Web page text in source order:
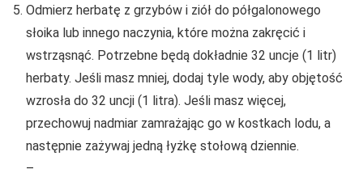
Odmierz herbatę z grzybów i ziół do półgalonowego
słoika lub innego naczynia, które można zakręcić i
wstrząsnąć. Potrzebne będą dokładnie 32 uncje (1 litr)
herbaty. Jeśli masz mniej, dodaj tyle wody, aby objętość
wzrosła do 32 uncji (1 litra). Jeśli masz więcej,
przechowuj nadmiar zamrażając go w kostkach lodu, a
następnie zażywaj jedną łyżkę stołową dziennie.
–